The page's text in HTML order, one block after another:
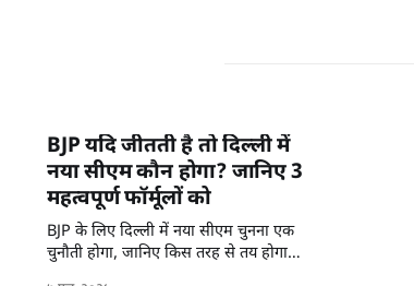
BJP यदि जीतती है तो दिल्ली में
नया सीएम कौन होगा? जानिए 3
महत्वपूर्ण फॉर्मूलों को
BJP के लिए दिल्ली में नया सीएम चुनना एक
चुनौती होगा, जानिए किस तरह से तय होगा